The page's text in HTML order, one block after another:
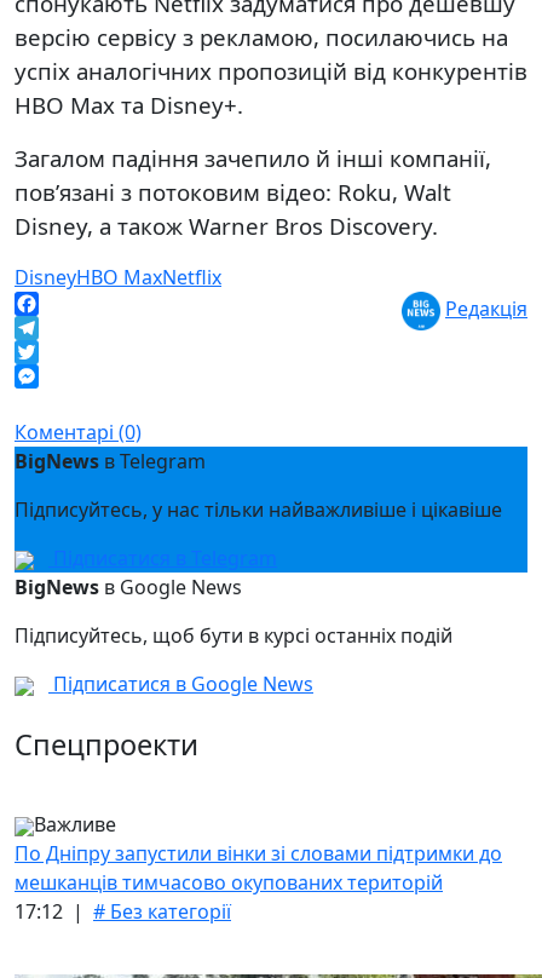
версію сервісу з рекламою, посилаючись на
успіх аналогічних пропозицій від конкурентів
HBO Max та Disney+.
Загалом падіння зачепило й інші компанії,
пов’язані з потоковим відео: Roku, Walt
Disney, а також Warner Bros Discovery.
DisneyHBO MaxNetflix
Facebook
Telegram
Twitter
Редакція
Коментарі (0)
BigNews в Telegram
Підписуйтесь, у нас тільки найважливіше і цікавіше
Підписатися в Telegram
BigNews в Google News
Підписуйтесь, щоб бути в курсі останніх подій
Підписатися в Google News
Спецпроекти
Важливе
По Дніпру запустили вінки зі словами підтримки до
мешканців тимчасово окупованих територій
17:12 | # Без категорії